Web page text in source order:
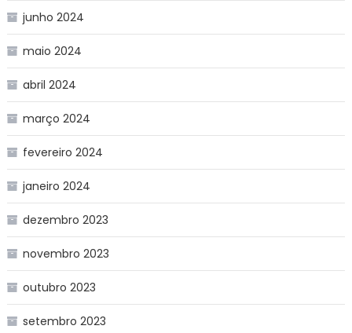
junho 2024
maio 2024
abril 2024
março 2024
fevereiro 2024
janeiro 2024
dezembro 2023
novembro 2023
outubro 2023
setembro 2023